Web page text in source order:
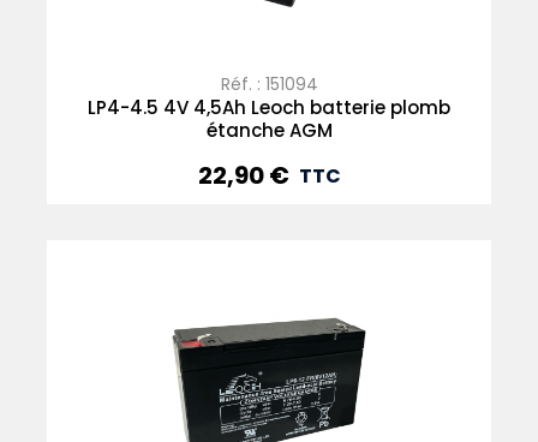
Réf. : 151094
LP4-4.5 4V 4,5Ah Leoch batterie plomb
étanche AGM
Prix
22,90 € TTC